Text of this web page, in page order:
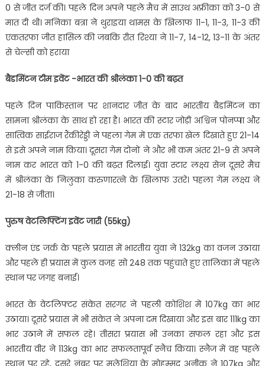
0 से जीत दर्ज की। पहले दिन अपने पहले मैच में साउथ अफ्रीका को 3-0 से
मात दी थी। मनिका बत्रा ने थुराइया थामस के खिलाफ 11-1, 11-3, 11-3 की
एकतरफा जीत हासिल की जबकि रीत रिश्या ने 11-7, 14-12, 13-11 के अंतर
से चेल्सी को हराया
बैडमिंटन टीम इवेंट -भारत की श्रीलंका1-0 की बढ़त
पहले दिन पाकिस्तान पर शानदार जीत के बाद भारतीय बैडमिंटन का
सामना श्रीलंका के साथ हो रहा है। भारत की स्टार जोड़ी अश्विन पोनप्पा और
सात्विक साईराज रैंकीरेड्डी ने पहला गेम में एक तरफा खेल दिखाते हुए 21-14
से इसे अपने नाम किया। दूसरा गेम दोनों ने और भी कम अंतर 21-9 से अपने
नाम कर भारत को 1-0 की बढ़त दिलाई। युवा स्टार लक्ष्य सेन दूसरे मैच
में श्रीलंका के निलुका करुणारत्ने के खिलाफ उतरे। पहला गेम लक्ष्य ने
21-18 से जीता।
पुरुष वेटलिफ्टिंग इवेंट जारी (55kg)
क्लीन एंड जर्क के पहले प्रयास में भारतीय युवा ने 132kg का वजन उठाया
और पहले ही प्रयास में कुल वजह सो 248 तक पहुंचाते हुए तालिका में पहले
स्थान पर जगह बनाई।
भारत के वेटलिफ्टर संकेत सरगर ने पहली कोशिश में 107kg का भार
उठाया। दूसरे प्रयास में भी संकेत ने अपना दम दिखाया और इस बार 111kg का
भार उठाने में सफल रहे। तीसरा प्रयास भी उनका सफल रहा और इस
भारतीय वीर ने 113kg का भार सफलतापूर्व स्नैच किया। स्नैज में वह पहले